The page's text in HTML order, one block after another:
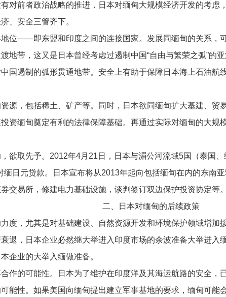
对前者政治战略的推进，日本对缅甸大规模经济开发的考
、安全三管齐下。
——即东盟和印度之间的连接国家。发展同缅甸的关系，可
地带，这又是日本曾经考虑过遏制中国“自由与繁荣之弧”的
国遏制的弧形贯通地带。安全上有助于保障日本海上石油航
，包括稀土、矿产等。同时，日本欲同缅甸扩大基建、贸
资缅甸奠定有利的法律保障基础。再通过实际对缅甸的大
取先予。2012年4月21日，日本与湄公河流域5国（泰国、
日元贷款。日本宣布将从2013年起向包括缅甸在内的东南
交易所，修建电力基础设施，谈判签订双边保护投资协定等。
二、日本对缅甸的后续政策
，尤其是对基础建设、自然资源开发和环境保护领域增加援
，日本企业必然继大举进入印度市场的余波准备大举进入
企业的大举入缅做准备。
的可能性。日本为了维护在印度洋及其海运航路的安全，
能性。如果美国向缅甸提出建立军事基地的要求，缅甸可